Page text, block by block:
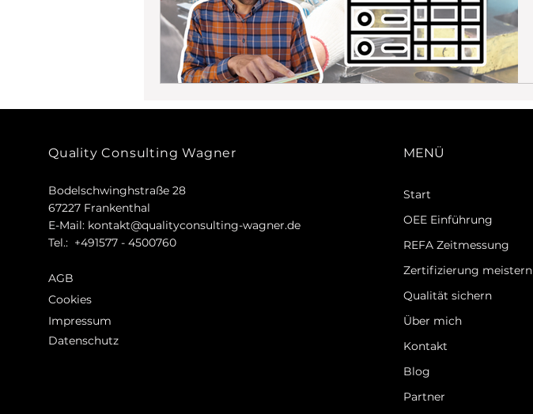
Quality Consulting Wagner
Bodelschwinghstraße 28
67227 Frankenthal
E-Mail: kontakt@qualityconsulting-wagner.de
Tel.: +491577 - 4500760
AGB
Cookies
Impressum
Datenschutz
MENÜ
Start
OEE Einführung
REFA Zeitmessung
Zertifizierung meistern
Qualität sichern
Über mich
Kontakt
Blog
Partner